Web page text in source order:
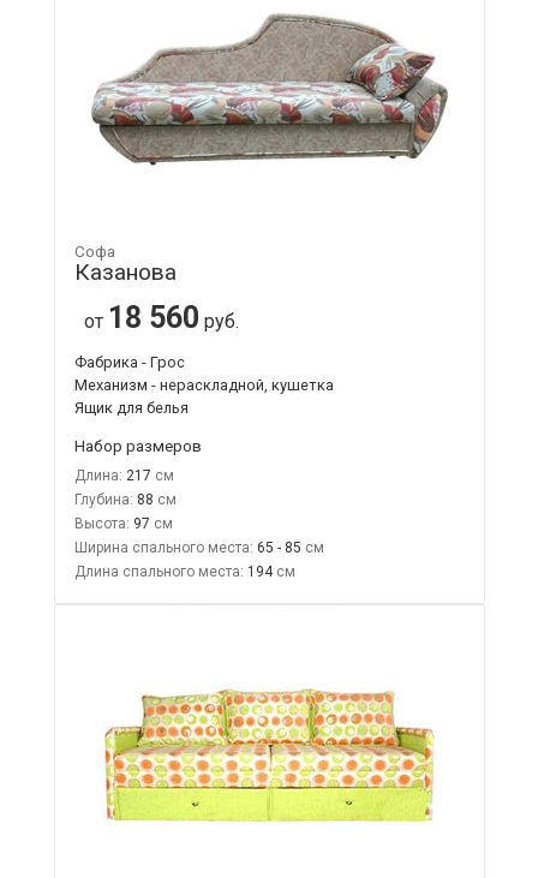
Софа
Казанова
от 18 560 руб.
Фабрика - Грос
Механизм - нераскладной, кушетка
Ящик для белья
Набор размеров
Длина: 217
Глубина: 88
Высота: 97
Ширина спального места: 65 - 85
Длина спального места: 194